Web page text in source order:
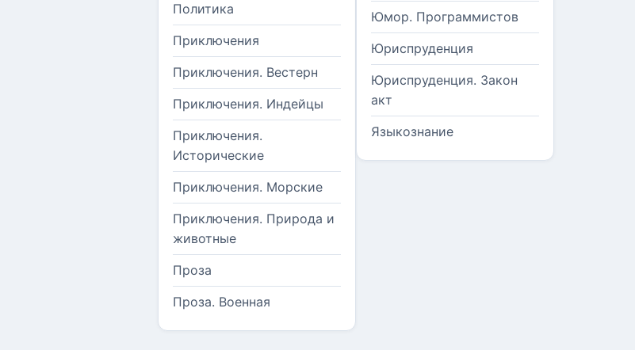
Политика
Приключения
Приключения. Вестерн
Приключения. Индейцы
Приключения.
Исторические
Приключения. Морские
Приключения. Природа и
животные
Проза
Проза. Военная
Юмор. Программистов
Юриспруденция
Юриспруденция. Закон
акт
Языкознание